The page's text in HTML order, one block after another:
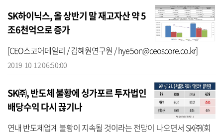
SK하이닉스, 올 상반기 말 재고자산 약 5
조6천억으로 증가
[CEO스코어데일리 / 김혜원연구원 / hye5on@ceoscore.co.kr]
2019-10-12 06:50:00
SK㈜, 반도체 불황에 싱가포르 투자법인
배당수익 다시 끊기나
연내 반도체업계 불황이 지속될 것이라는 전망이 나오면서 SK㈜(회